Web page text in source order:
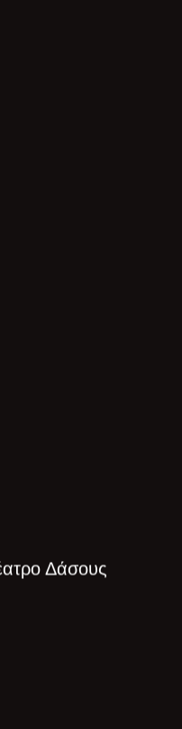
Δάσους